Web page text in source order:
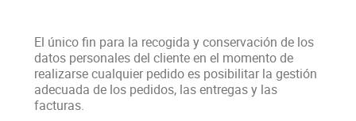
El único fin para la recogida y conservación de los
datos personales del cliente en el momento de
realizarse cualquier pedido es posibilitar la gestión
adecuada de los pedidos, las entregas y las
facturas.